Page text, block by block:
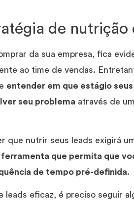
de nutrição
da sua empresa, fica
ao time de vendas.
entender em que estágio
seu problema através de
que nutrir seus leads exigirá
ferramenta que permita que
de tempo pré-definida.
eficaz, é preciso seguir